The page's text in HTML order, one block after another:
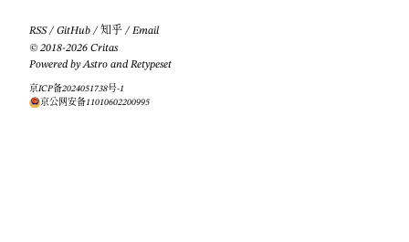
RSS/GitHub /知乎 /Email
© 2018-2026 Critas
Powered byAstro andRetypeset
京ICP备2024051738号-1
京公网安备11010602200995